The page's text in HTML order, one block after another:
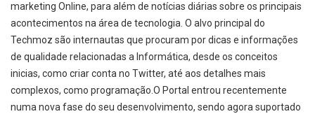
marketing Online, para além de notícias diárias sobre os principais
acontecimentos na área de tecnologia. O alvo principal do
Techmoz são internautas que procuram por dicas e informações
de qualidade relacionadas a Informática, desde os conceitos
inicias, como criar conta no Twitter, até aos detalhes mais
complexos, como programação.O Portal entrou recentemente
numa nova fase do seu desenvolvimento, sendo agora suportado